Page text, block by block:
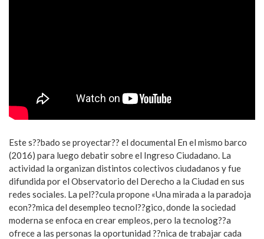
Este s??bado se proyectar?? el documental En el mismo barco
(2016) para luego debatir sobre el Ingreso Ciudadano. La
actividad la organizan distintos colectivos ciudadanos y fue
difundida por el Observatorio del Derecho a la Ciudad en sus
redes sociales. La pel??cula propone «Una mirada a la paradoja
econ??mica del desempleo tecnol??gico, donde la sociedad
moderna se enfoca en crear empleos, pero la tecnolog??a
ofrece a las personas la oportunidad ??nica de trabajar cada